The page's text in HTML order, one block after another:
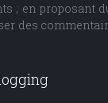
; en
des